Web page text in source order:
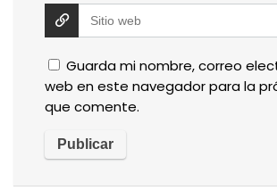
Guarda mi nombre, correo
web en este navegador para la
que comente.